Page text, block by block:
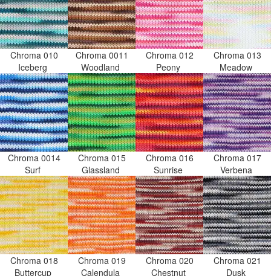
Chroma 010
Iceberg
Chroma 0011
Woodland
Chroma 012
Peony
Chroma 013
Meadow
Chroma 0014
Surf
Chroma 015
Glassland
Chroma 016
Sunrise
Chroma 017
Verbena
Chroma 018
Buttercup
Chroma 019
Calendula
Chroma 020
Chestnut
Chroma 021
Dusk